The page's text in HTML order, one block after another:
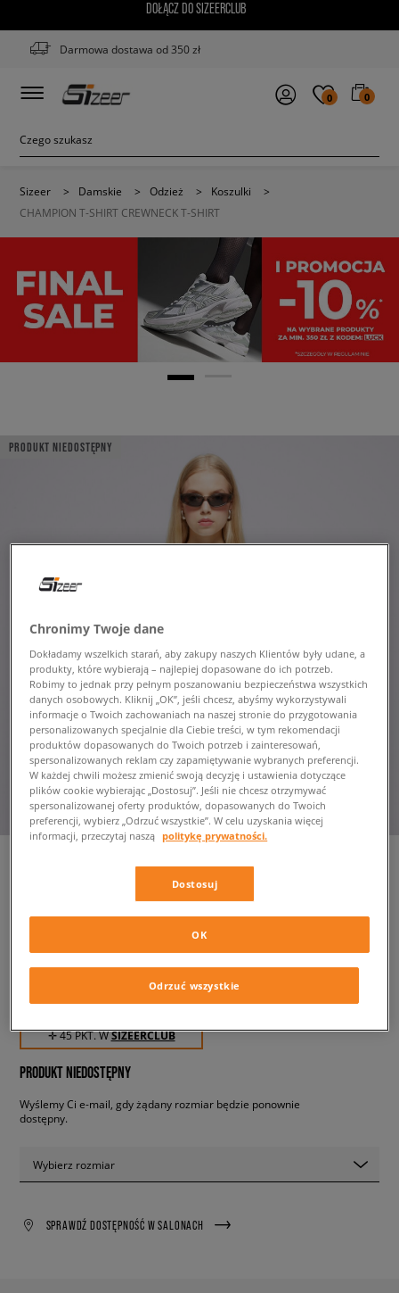
DOŁĄCZ DO SIZEERCLUB
Darmowa dostawa od 350 zł
0 0
Sizeer > Damskie > Odzież > Koszulki
>
CHAMPION T-SHIRT CREWNECK T-SHIRT
PRODUKT NIEDOSTĘPNY
CHAMPION T-SHIRT
CREWNECK T-SHIRT
44,99 zł
✛ 45 PKT. WSIZEERCLUB
PRODUKT NIEDOSTĘPNY
Wyślemy Ci e-mail, gdy żądany rozmiar będzie ponownie
dostępny.
Wybierz rozmiar
SPRAWDŹ DOSTĘPNOŚĆ W SALONACH
Chronimy Twoje dane
Dokładamy wszelkich starań, aby zakupy naszych Klientów były udane, a
produkty, które wybierają – najlepiej dopasowane do ich potrzeb.
Robimy to jednak przy pełnym poszanowaniu bezpieczeństwa wszystkich
danych osobowych. Kliknij „OK”, jeśli chcesz, abyśmy wykorzystywali
informacje o Twoich zachowaniach na naszej stronie do przygotowania
personalizowanych specjalnie dla Ciebie treści, w tym rekomendacji
produktów dopasowanych do Twoich potrzeb i zainteresowań,
spersonalizowanych reklam czy zapamiętywanie wybranych preferencji.
W każdej chwili możesz zmienić swoją decyzję i ustawienia dotyczące
plików cookie wybierając „Dostosuj”. Jeśli nie chcesz otrzymywać
spersonalizowanej oferty produktów, dopasowanych do Twoich
preferencji, wybierz „Odrzuć wszystkie”. W celu uzyskania więcej
informacji, przeczytaj naszą politykę prywatności.
Dostosuj
Odrzuć wszystkie
OK